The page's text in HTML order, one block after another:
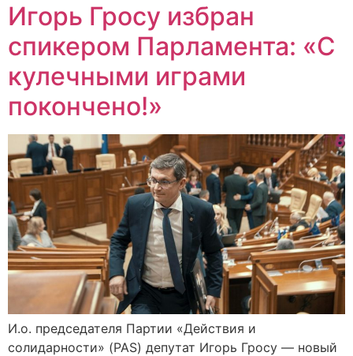
Игорь Гросу избран
спикером Парламента: «С
кулечными играми
покончено!»
И.о. председателя Партии «Действия и
солидарности» (PAS) депутат Игорь Гросу — новый